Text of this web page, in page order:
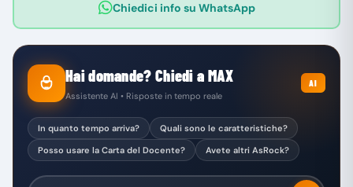
Chiedici info su WhatsApp
Hai domande? Chiedi a MAX
Assistente AI • Risposte in tempo reale
AI
In quanto tempo arriva?
Quali sono le caratteristiche?
Posso usare la Carta del Docente?
Avete altri AsRock?